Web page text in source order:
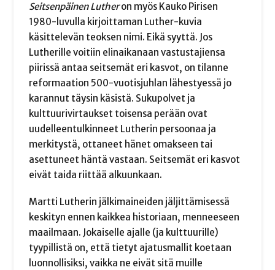
Seitsenpäinen Lutheron myös Kauko Pirisen
1980-luvulla kirjoittaman Luther-kuvia
käsittelevän teoksen nimi. Eikä syyttä. Jos
Lutherille voitiin elinaikanaan vastustajiensa
piirissä antaa seitsemät eri kasvot, on tilanne
reformaation 500-vuotisjuhlan lähestyessä jo
karannut täysin käsistä. Sukupolvet ja
kulttuurivirtaukset toisensa perään ovat
uudelleentulkinneet Lutherin persoonaa ja
merkitystä, ottaneet hänet omakseen tai
asettuneet häntä vastaan. Seitsemät eri kasvot
eivät taida riittää alkuunkaan.
Martti Lutherin jälkimaineiden jäljittämisessä
keskityn ennen kaikkea historiaan, menneeseen
maailmaan. Jokaiselle ajalle (ja kulttuurille)
tyypillistä on, että tietyt ajatusmallit koetaan
luonnollisiksi, vaikka ne eivät sitä muille